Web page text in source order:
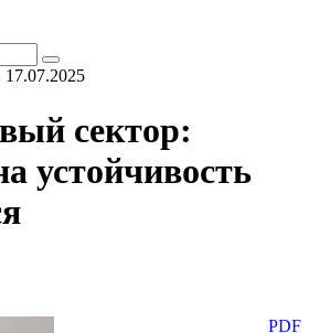
17.07.2025
сектор:
устойчивость
PDF